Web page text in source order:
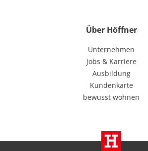
Über Höffner
Unternehmen
Jobs & Karriere
Ausbildung
Kundenkarte
bewusst wohnen